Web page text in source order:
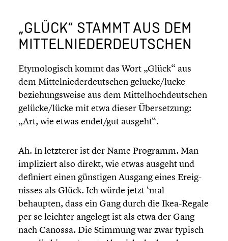
„GLÜCK“ STAMMT AUS DEM
MITTEL­NIE­DER­DEUT­SCHEN
Etymo­lo­gisch kommt das Wort „Glück“ aus
dem Mittel­nie­der­deut­schen gelucke/lucke
bezie­hungs­weise aus dem Mittel­hoch­deut­schen
gelücke/lücke mit etwa dieser Überset­zung:
„Art, wie etwas endet/gut ausgeht“.
Ah. In letzterer ist der Name Programm. Man
impli­ziert also direkt, wie etwas ausgeht und
definiert einen günstigen Ausgang eines Ereig­
nis­ses als Glück. Ich würde jetzt ‘mal
behaupten, dass ein Gang durch die Ikea-Regale
per se leichter angelegt ist als etwa der Gang
nach Canossa. Die Stimmung war zwar typisch